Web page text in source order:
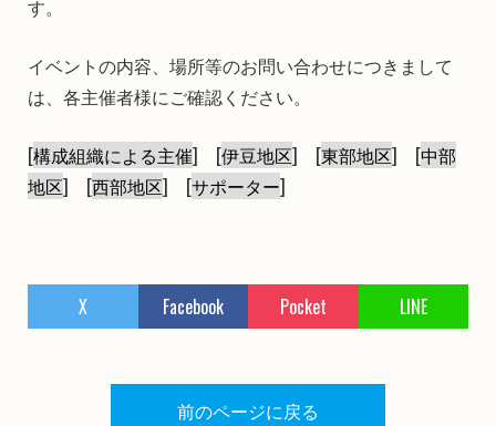
す。
イベントの内容、場所等のお問い合わせにつきまして
は、各主催者様にご確認ください。
[構成組織による主催] [伊豆地区] [東部地区] [中部
地区] [西部地区] [サポーター]
X Facebook Pocket LINE
前のページに戻る